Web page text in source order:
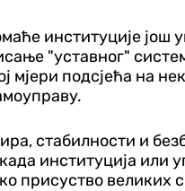
институције још
"уставног"
мјери подсјећа на
стабилности и
институција или
присуство